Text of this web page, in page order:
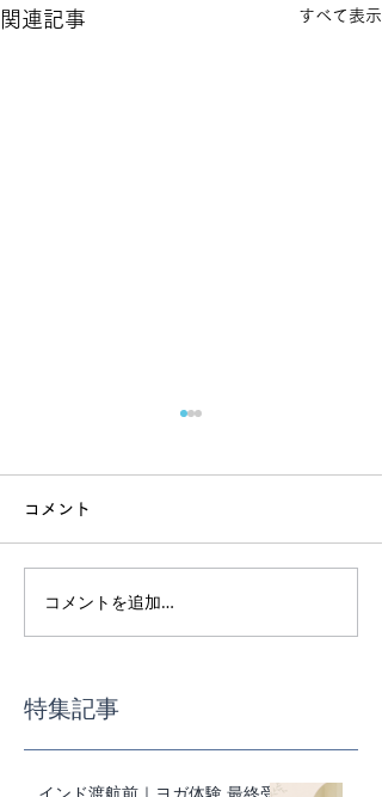
関連記事 すべて表示
インド渡航前｜ヨガ体験
コメント
コメントを追加…
特集記事
インド渡航前｜ヨガ体験 最終受